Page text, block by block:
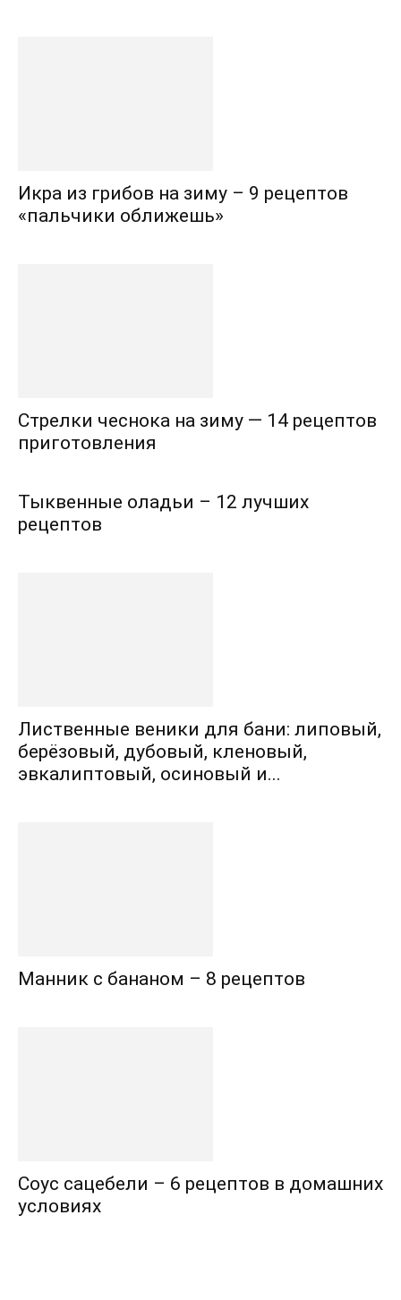
Икра из грибов на зиму – 9 рецептов
«пальчики оближешь»
Стрелки чеснока на зиму — 14 рецептов
приготовления
Тыквенные оладьи – 12 лучших
рецептов
Лиственные веники для бани: липовый,
берёзовый, дубовый, кленовый,
эвкалиптовый, осиновый и...
Манник с бананом – 8 рецептов
Соус сацебели – 6 рецептов в домашних
условиях